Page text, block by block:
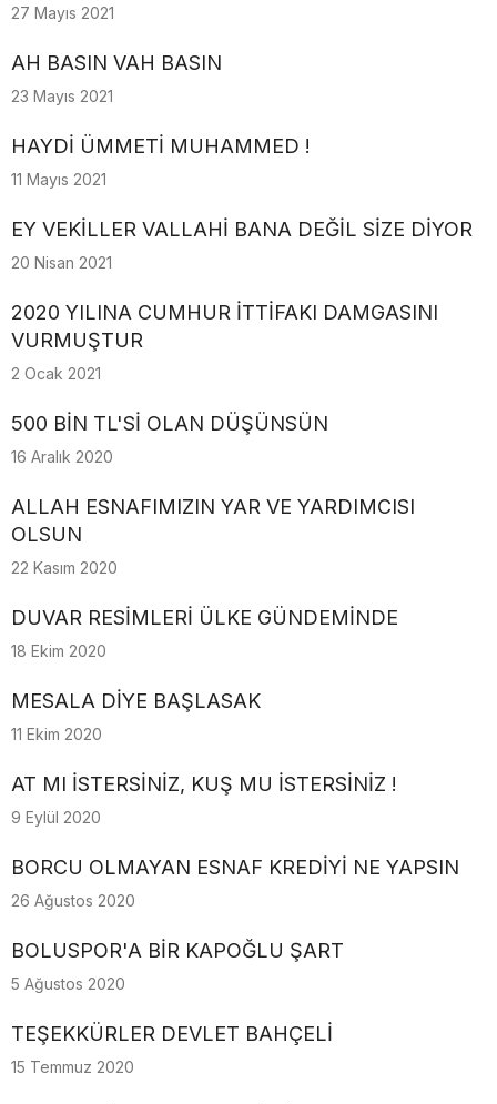
27 Mayıs 2021
AH BASIN VAH BASIN
23 Mayıs 2021
HAYDİ ÜMMETİ MUHAMMED !
11 Mayıs 2021
EY VEKİLLER VALLAHİ BANA DEĞİL SİZE DİYOR
20 Nisan 2021
2020 YILINA CUMHUR İTTİFAKI DAMGASINI
VURMUŞTUR
2 Ocak 2021
500 BİN TL'Sİ OLAN DÜŞÜNSÜN
16 Aralık 2020
ALLAH ESNAFIMIZIN YAR VE YARDIMCISI
OLSUN
22 Kasım 2020
DUVAR RESİMLERİ ÜLKE GÜNDEMİNDE
18 Ekim 2020
MESALA DİYE BAŞLASAK
11 Ekim 2020
AT MI İSTERSİNİZ, KUŞ MU İSTERSİNİZ !
9 Eylül 2020
BORCU OLMAYAN ESNAF KREDİYİ NE YAPSIN
26 Ağustos 2020
BOLUSPOR'A BİR KAPOĞLU ŞART
5 Ağustos 2020
TEŞEKKÜRLER DEVLET BAHÇELİ
15 Temmuz 2020